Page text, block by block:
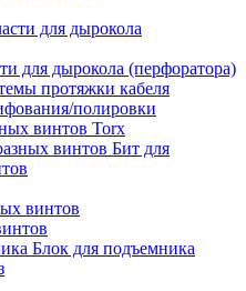
для дырокола (перфоратора)
протяжки кабеля
полировки
винтов Torx
Бит для
винтов
Блок для подъемника